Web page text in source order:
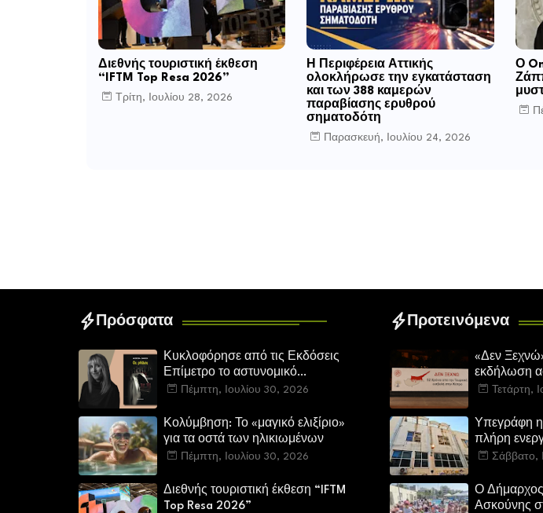
Διεθνής τουριστική έκθεση
“IFTM Top Resa 2026”
Τρίτη, Ιουλίου 28, 2026
Η Περιφέρεια Αττικής
ολοκλήρωσε την εγκατάσταση
και των 388 καμερών
παραβίασης ερυθρού
σηματοδότη
Παρασκευή, Ιουλίου 24, 2026
Ο
Πρόσφατα
Κυκλοφόρησε από τις Εκδόσεις
Επίμετρο το αστυνομικό
μυθιστόρημα της Κατερίνας
Πέμπτη, Ιουλίου 30, 2026
Κολύμβηση: Το «μαγικό ελιξίριο»
για τα οστά των ηλικιωμένων
Πέμπτη, Ιουλίου 30, 2026
Διεθνής τουριστική έκθεση “IFTM
Top Resa 2026”
Προτεινόμενα
«Δεν
εκδήλωση
Κύπρο από
Τετάρτη,
Υπεγράφη
πλήρη
Σάββατο,
Ο
Ασκούνης